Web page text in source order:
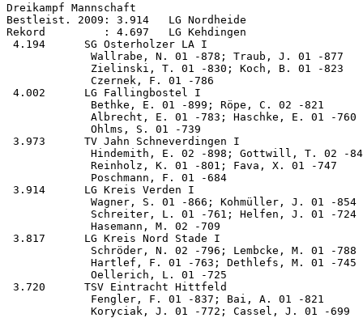
Dreikampf Mannschaft
Bestleist. 2009: 3.914   LG Nordheide
Rekord         : 4.697   LG Kehdingen
4.194      SG Osterholzer LA I
Wallrabe, N. 01 -
Zielinski, T. 01 -
             Czernek, F. 01 -786
4.002      LG Fallingbostel I
Bethke, E. 01 -
Albrecht, E. 01 -
             Ohlms, S. 01 -739
3.973      TV Jahn Schneverdingen I
Hindemith, E. 02 -
Reinholz, K. 01 -
             Poschmann, F. 01 -684
3.914      LG Kreis Verden I
Wagner, S. 01 -866;
Schreiter, L. 01 -
             Hasemann, M. 02 -709
3.817      LG Kreis Nord Stade I
Schröder, N. 02 -
Hartlef, F. 01 -
             Oellerich, L. 01 -725
3.720      TSV Eintracht Hittfeld
Fengler, F. 01 -
Koryciak, J. 01 -